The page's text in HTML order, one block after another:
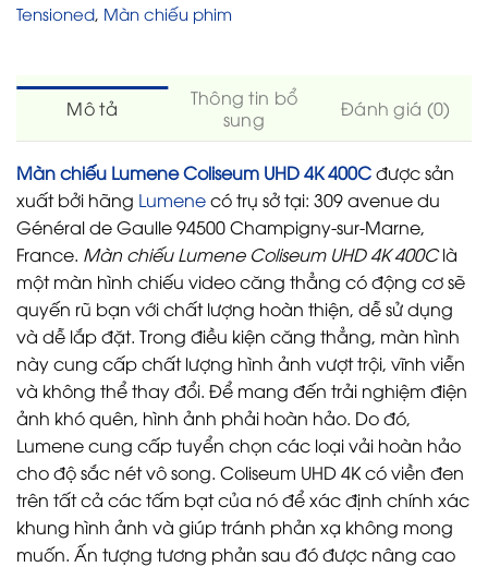
Tensioned Màn chiếu phim
Mô tả
Thông tin bổ
sung
Đánh giá (0)
Màn chiếu Lumene Coliseum UHD 4K 400Cđược sản
xuất bởi hãng Lumenecó trụ sở tại: 309 avenue du
Général de Gaulle 94500 Champigny-sur-Marne,
France. Màn chiếu Lumene Coliseum UHD 4K 400Clà
một màn hình chiếu video căng thẳng có động cơ sẽ
quyến rũ bạn với chất lượng hoàn thiện, dễ sử dụng
và dễ lắp đặt. Trong điều kiện căng thẳng, màn hình
này cung cấp chất lượng hình ảnh vượt trội, vĩnh viễn
và không thể thay đổi. Để mang đến trải nghiệm điện
ảnh khó quên, hình ảnh phải hoàn hảo. Do đó,
Lumene cung cấp tuyển chọn các loại vải hoàn hảo
cho độ sắc nét vô song. Coliseum UHD 4K có viền đen
trên tất cả các tấm bạt của nó để xác định chính xác
khung hình ảnh và giúp tránh phản xạ không mong
muốn. Ấn tượng tương phản sau đó được nâng cao